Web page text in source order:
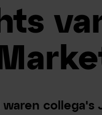
collega's